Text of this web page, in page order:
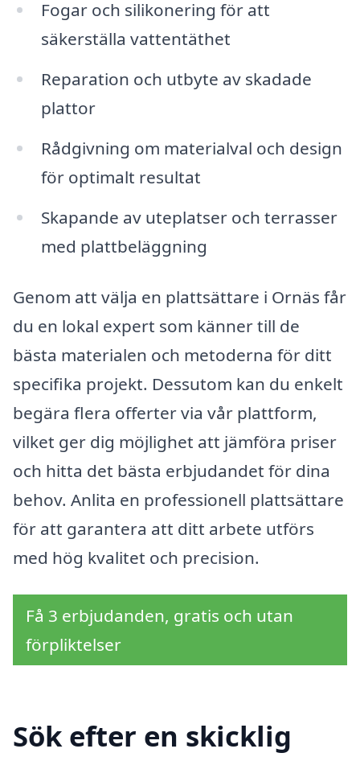
Fogar och silikonering för att
säkerställa vattentäthet
Reparation och utbyte av skadade
plattor
Rådgivning om materialval och design
för optimalt resultat
Skapande av uteplatser och terrasser
med plattbeläggning
Genom att välja en plattsättare i Ornäs får
du en lokal expert som känner till de
bästa materialen och metoderna för ditt
specifika projekt. Dessutom kan du enkelt
begära flera offerter via vår plattform,
vilket ger dig möjlighet att jämföra priser
och hitta det bästa erbjudandet för dina
behov. Anlita en professionell plattsättare
för att garantera att ditt arbete utförs
med hög kvalitet och precision.
Få 3 erbjudanden, gratis och utan
förpliktelser
Sök efter en skicklig